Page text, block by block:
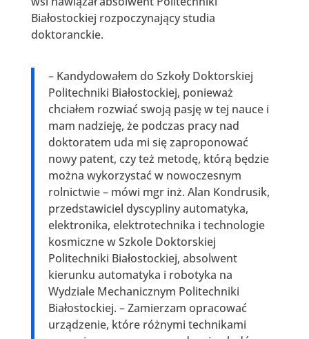
Białostockiej rozpoczynający studia
doktoranckie.
– Kandydowałem do Szkoły Doktorskiej
Politechniki Białostockiej, ponieważ
chciałem rozwiać swoją pasję w tej nauce i
mam nadzieję, że podczas pracy nad
doktoratem uda mi się zaproponować
nowy patent, czy też metodę, którą będzie
można wykorzystać w nowoczesnym
rolnictwie – mówi mgr inż. Alan Kondrusik,
przedstawiciel dyscypliny automatyka,
elektronika, elektrotechnika i technologie
kosmiczne w Szkole Doktorskiej
Politechniki Białostockiej, absolwent
kierunku automatyka i robotyka na
Wydziale Mechanicznym Politechniki
Białostockiej. – Zamierzam opracować
urządzenie, które różnymi technikami